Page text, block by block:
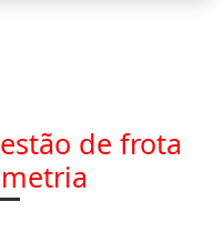
de frota